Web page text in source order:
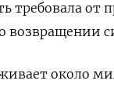
требовала от
возвращении
около